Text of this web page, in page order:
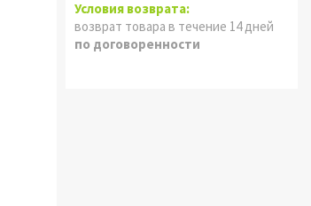
возврат товара в течение 14 дней
по договоренности